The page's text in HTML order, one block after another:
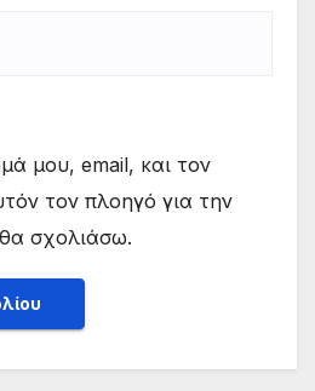
μου, email, και τον
τον πλοηγό για την
σχολιάσω.